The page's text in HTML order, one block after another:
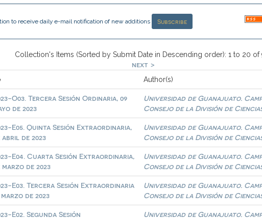
to receive daily e-mail notification of new additions
Collection's Items (Sorted by Submit Date in Descending order): 1 to 20 of
next >
Author(s)
O03. Tercera Sesión Ordinaria, 09
de 2023
Universidad de Guanajuato.
Consejo de la División de
E05. Quinta Sesión Extraordinaria,
abril de 2023
Universidad de Guanajuato.
Consejo de la División de
E04. Cuarta Sesión Extraordinaria,
marzo de 2023
Universidad de Guanajuato.
Consejo de la División de
E03. Tercera Sesión Extraordinaria
marzo de 2023
Universidad de Guanajuato.
Consejo de la División de
E02. Segunda Sesión
Universidad de Guanajuato.